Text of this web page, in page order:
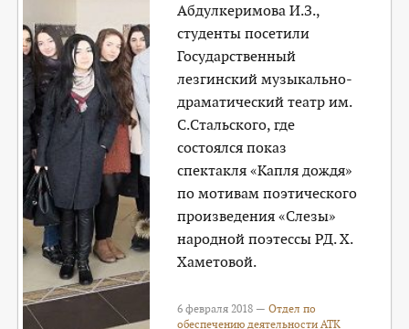
Абдулкеримова И.З.,
студенты посетили
Государственный
лезгинский музыкально-
драматический театр им.
С.Стальского, где
состоялся показ
спектакля «Капля дождя»
по мотивам поэтического
произведения «Слезы»
народной поэтессы РД. Х.
Хаметовой.
6 февраля 2018 —Отдел по
обеспечению деятельности АТК